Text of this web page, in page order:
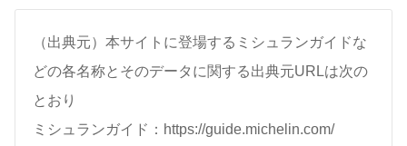
（出典元）本サイトに登場するミシュランガイドな
どの各名称とそのデータに関する出典元URLは次の
とおり
ミシュランガイド：https://guide.michelin.com/